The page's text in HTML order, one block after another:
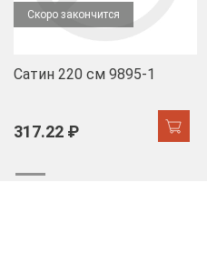
Скоро закончится
Сатин 220 см 9895-1
317.22 ₽